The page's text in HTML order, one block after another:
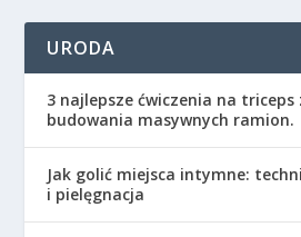
URODA
3 najlepsze ćwiczenia na
budowania masywnych ramion.
Jak golić miejsca intymne:
i pielęgnacja